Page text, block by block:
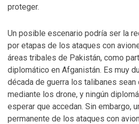
proteger.
Un posible escenario podría ser la
por etapas de los ataques con
áreas tribales de Pakistán, como
diplomático en Afganistán. Es muy
década de guerra los talibanes
mediante los drone, y ningún
esperar que accedan. Sin embargo,
permanente de los ataques con